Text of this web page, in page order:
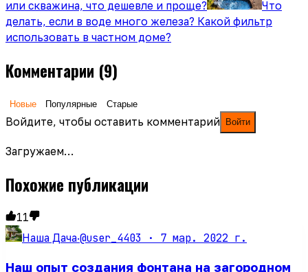
или скважина, что дешевле и проще?
Что
делать, если в воде много железа? Какой фильтр
использовать в частном доме?
Комментарии (9)
Новые Популярные Старые
Войдите, чтобы оставить комментарий Войти
Загружаем…
Похожие публикации
11
Наша Дача·@user_4403 · 7 мар. 2022 г.
Наш опыт создания фонтана на загородном